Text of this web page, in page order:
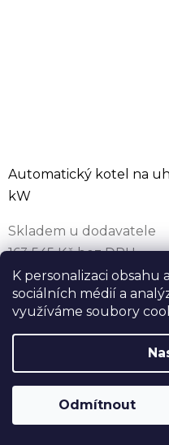
K personalizaci
sociálních médií a
využíváme soubory
Odmítnout
Automatický kotel na
kW
Skladem u dodavatele
163 545 Kč bez DPH
197 890 Kč
208 311 Kč
(–5 %)
Automatický kotel na
pelety EkoScroll ALFA
pětitahový výměník s
18–60 kW, Ekodesign,